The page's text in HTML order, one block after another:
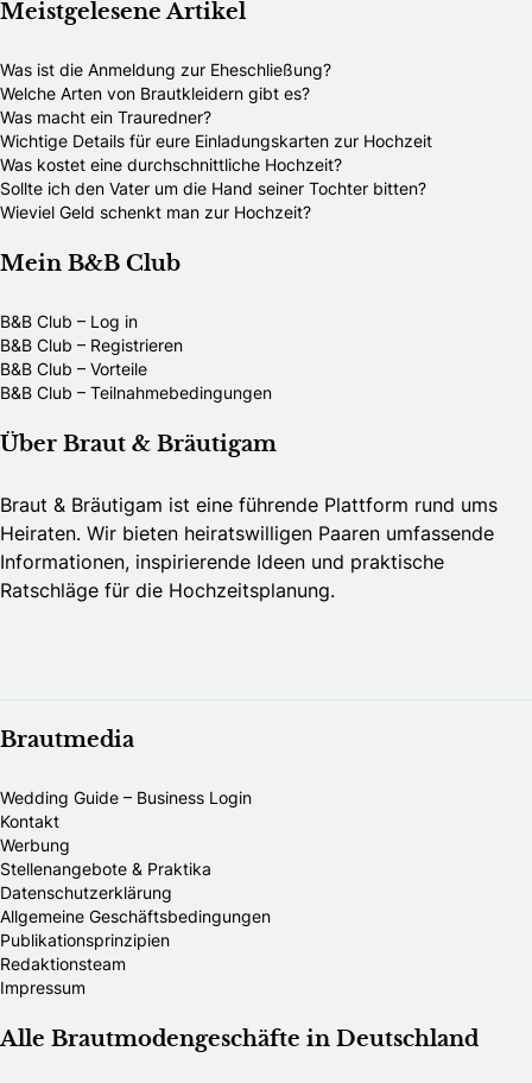
Meistgelesene Artikel
Was ist die Anmeldung zur Eheschließung?
Welche Arten von Brautkleidern gibt es?
Was macht ein Trauredner?
Wichtige Details für eure Einladungskarten zur Hochzeit
Was kostet eine durchschnittliche Hochzeit?
Sollte ich den Vater um die Hand seiner Tochter bitten?
Wieviel Geld schenkt man zur Hochzeit?
Mein B&B Club
B&B Club – Log in
B&B Club – Registrieren
B&B Club – Vorteile
B&B Club – Teilnahmebedingungen
Über Braut & Bräutigam
Braut & Bräutigam ist eine führende Plattform rund ums
Heiraten. Wir bieten heiratswilligen Paaren umfassende
Informationen, inspirierende Ideen und praktische
Ratschläge für die Hochzeitsplanung.
Brautmedia
Wedding Guide – Business Login
Kontakt
Werbung
Stellenangebote & Praktika
Datenschutzerklärung
Allgemeine Geschäftsbedingungen
Publikationsprinzipien
Redaktionsteam
Impressum
Alle Brautmodengeschäfte in Deutschland